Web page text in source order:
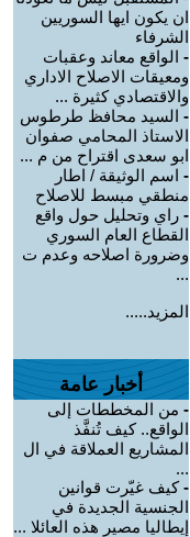
ان يكون ايها السوريين
الشرفاء
- الواقع معاند وعقبات
ومعيقات الاصلاح الاداري
والاقتصادي كثيرة ...
- السيد محافظ طرطوس
الاستاذ المحامي صفوان
ابو سعدى اقتراح من م ...
- اسم الوثيقة / اطار
منطقي مبسط للاصلاح
- راي وتحليل حول واقع
القطاع العام السوري
وضرورة اصلاحه وعدم ت
...
المزيد.....
أخبار عامة
- من المخططات إلى
الواقع.. كيف تُنفَّذ
المشاريع العملاقة في ال
...
-كيف غيّرت قوانين
الجنسية الجديدة في
إيطاليا مصير هذه العائلا ...